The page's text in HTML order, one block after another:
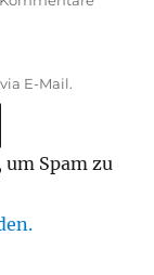
E-Mail.
Spam zu